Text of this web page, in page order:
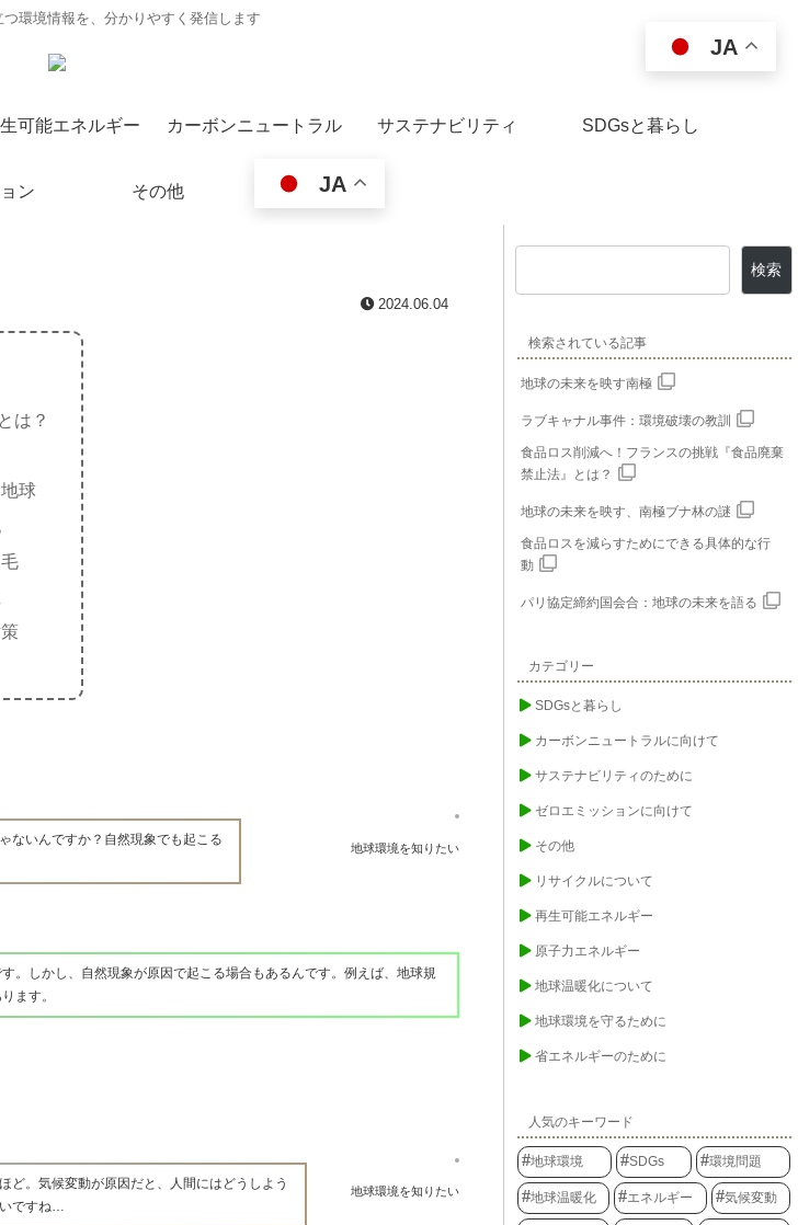
環境情報を、分かりやすく発信します
可能エネルギー カーボンニュートラル サステナビリティ SDGsと暮らし
ン その他 JA
2024.06.04
は？
球
地球環境を知りたい
ないんですか？自然現象でも起こる
。しかし、自然現象が原因で起こる場合もあるんです。例えば、地球規
ます。
地球環境を知りたい
ど。気候変動が原因だと、人間にはどうしよう
ですね…
検索
検索されている記事
地球の未来を映す南極
ラブキャナル事件：環境破壊の教訓
食品ロス削減へ！フランスの挑戦『食品廃棄
禁止法』とは？
地球の未来を映す、南極ブナ林の謎
食品ロスを減らすためにできる具体的な行
動
パリ協定締約国会合：地球の未来を語る
カテゴリー
SDGsと暮らし
カーボンニュートラルに向けて
サステナビリティのために
ゼロエミッションに向けて
その他
リサイクルについて
再生可能エネルギー
原子力エネルギー
地球温暖化について
地球環境を守るために
省エネルギーのために
人気のキーワード
地球環境 SDGs 環境問題
地球温暖化 エネルギー 気候変動
JA